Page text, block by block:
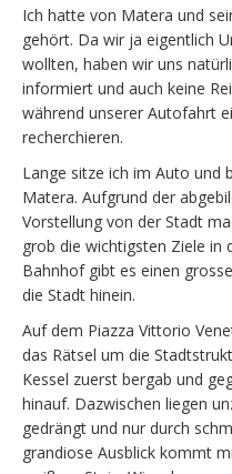
Ich hatte von Matera und
gehört. Da wir ja eigentlich
wollten, haben wir uns
informiert und auch keine
während unserer Autofahrt
recherchieren.
Lange sitze ich im Auto und
Matera. Aufgrund der
Vorstellung von der Stadt
grob die wichtigsten Ziele in
Bahnhof gibt es einen
die Stadt hinein.
Auf dem Piazza Vittorio
das Rätsel um die
Kessel zuerst bergab und
hinauf. Dazwischen liegen
gedrängt und nur durch
grandiose Ausblick kommt